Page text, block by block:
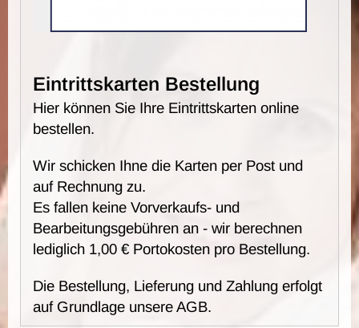
Eintrittskarten Bestellung
Hier können Sie Ihre Eintrittskarten online
bestellen.
Wir schicken Ihne die Karten per Post und
auf Rechnung zu.
Es fallen keine Vorverkaufs- und
Bearbeitungsgebühren an - wir berechnen
lediglich 1,00 € Portokosten pro Bestellung.
Die Bestellung, Lieferung und Zahlung erfolgt
auf Grundlage unsere AGB.